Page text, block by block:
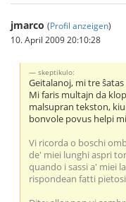
jmarco (Profil anzeigen)
10. April 2009 20:10:28
skeptikulo:
Geitalanoj, mi tre
Mi faris multajn da
malsupran tekston,
bonvole povus helpi
Vi ricorda o boschi
de' miei lunghi aspri
quando i sassi a' miei
rispondean fatti